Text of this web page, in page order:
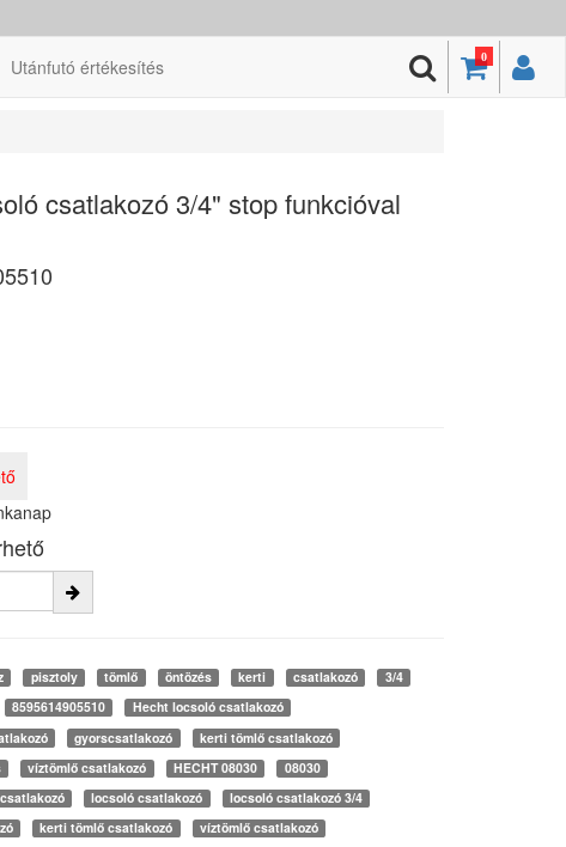
0
Utánfutó értékesítés
csatlakozó 3/4" stop funkcióval
pisztoly tömlő öntözés kerti csatlakozó
3/4
8595614905510
Hecht locsoló csatlakozó
gyorscsatlakozó
kerti tömlő csatlakozó
víztömlő csatlakozó HECHT 08030
08030
locsoló csatlakozó
locsoló csatlakozó 3/4
kerti tömlő csatlakozó
víztömlő csatlakozó